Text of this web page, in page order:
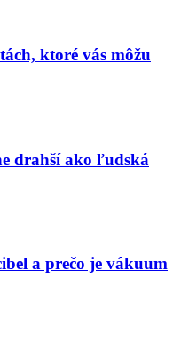
ktoré vás môžu
drahší ako ľudská
a prečo je vákuum